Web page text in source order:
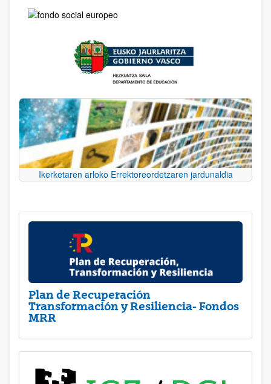
Ikerketaren arloko Errektoreordetzaren jardunaldia
Plan de Recuperación
Transformación y Resiliencia- Fondos
MRR